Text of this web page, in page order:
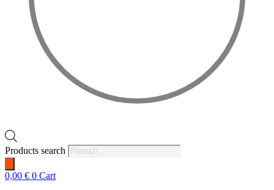
Products search
0,00 € 0 Cart